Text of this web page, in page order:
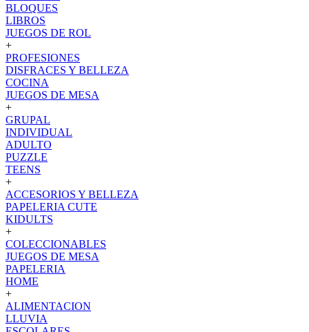
BLOQUES
LIBROS
JUEGOS DE ROL
+
PROFESIONES
DISFRACES Y BELLEZA
COCINA
JUEGOS DE MESA
+
GRUPAL
INDIVIDUAL
ADULTO
PUZZLE
TEENS
+
ACCESORIOS Y BELLEZA
PAPELERIA CUTE
KIDULTS
+
COLECCIONABLES
JUEGOS DE MESA
PAPELERIA
HOME
+
ALIMENTACION
LLUVIA